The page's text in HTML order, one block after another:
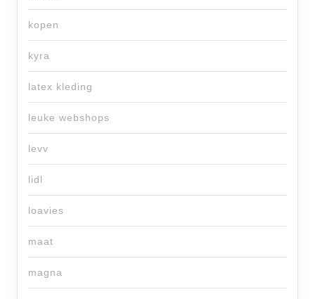
kopen
kyra
latex kleding
leuke webshops
levv
lidl
loavies
maat
magna